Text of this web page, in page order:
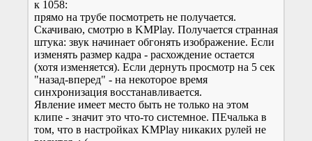
к 1058:
прямо на трубе посмотреть не получается.
Скачиваю, смотрю в KMPlay. Получается странная
штука: звук начинает обгонять изображение. Если
изменять размер кадра - расхождение остается
(хотя изменяется). Если дернуть просмотр на 5 сек
"назад-вперед" - на некоторое время
синхронизация восстанавливается.
Явление имеет место быть не только на этом
клипе - значит это что-то системное. ПЕчалька в
том, что в настройках KMPlay никаких рулей не